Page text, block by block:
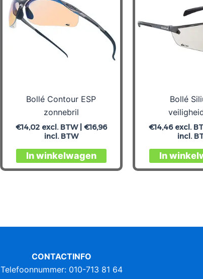
Bollé Contour ESP
zonnebril
€14,02excl. BTW | €16,96
incl. BTW
In winkelwagen
Bollé
€14,46excl.
incl.
In
CONTACTINFO
Telefoonnummer: 010-713 81 64